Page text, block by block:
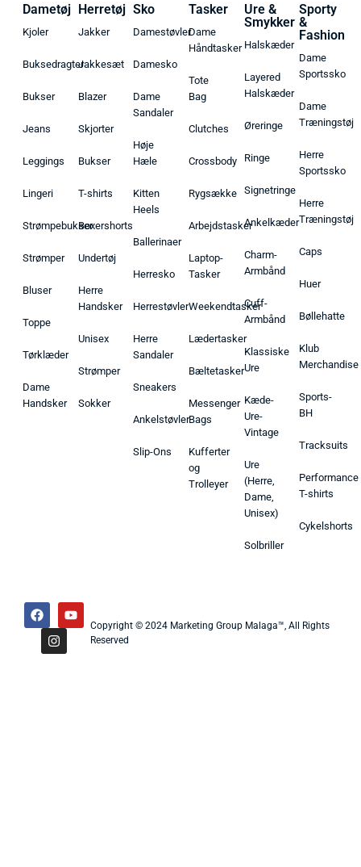
Dametøj
Kjoler
Buksedragter
Bukser
Jeans
Leggings
Lingeri
Strømpebukser
Strømper
Bluser
Toppe
Tørklæder
Dame
Handsker
Herretøj
Jakker
Jakkesæt
Blazer
Skjorter
Bukser
T-shirts
Boxershorts
Undertøj
Herre
Handsker
Unisex
Strømper
Sokker
Sko
Damestøvler
Damesko
Dame
Sandaler
Høje
Hæle
Kitten
Heels
Ballerinaer
Herresko
Herrestøvler
Herre
Sandaler
Sneakers
Ankelstøvler
Slip-Ons
Tasker
Dame
Håndtasker
Tote
Bag
Clutches
Crossbody
Rygsække
Arbejdstasker
Laptop-
Tasker
Weekendtasker
Lædertasker
Bæltetasker
Messenger
Bags
Kufferter
og
Trolleyer
Ure &
Smykker
Halskæder
Layered
Halskæder
Øreringe
Ringe
Signetringe
Ankelkæder
Charm-
Armbånd
Cuff-
Armbånd
Klassiske
Ure
Kæde-
Ure-
Vintage
Ure
(Herre,
Dame,
Unisex)
Solbriller
Sporty
&
Fashion
Dame
Sportssko
Dame
Træningstøj
Herre
Sportssko
Herre
Træningstøj
Caps
Huer
Bøllehatte
Klub
Merchandise
Sports-
BH
Tracksuits
Performance
T-shirts
Cykelshorts
Copyright © 2024 Marketing Group Malaga™, All Rights
Reserved